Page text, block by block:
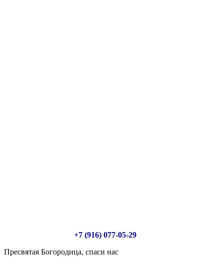
+7 (916) 077-05-29
Пресвятая Богородица, спаси нас